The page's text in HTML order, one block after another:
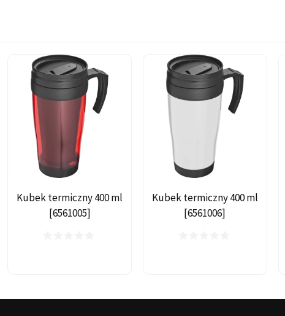
Kubek termiczny 400 ml
[6561005]
Kubek termiczny 400 ml
[6561006]